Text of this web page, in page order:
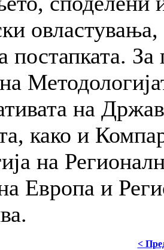
постапката.
на
како и
на
Европа и
<